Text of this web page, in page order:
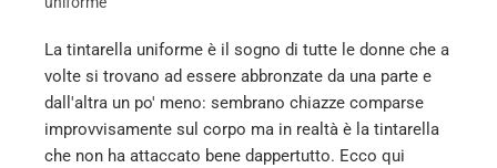
La tintarella uniforme è il sogno di tutte le donne che a
volte si trovano ad essere abbronzate da una parte e
dall'altra un po' meno: sembrano chiazze comparse
improvvisamente sul corpo ma in realtà è la tintarella
che non ha attaccato bene dappertutto. Ecco qui